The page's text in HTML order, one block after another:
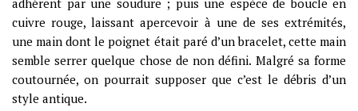
adhérent par une soudure ; puis une espèce de boucle en
cuivre rouge, laissant apercevoir à une de ses extrémités,
une main dont le poignet était paré d’un bracelet, cette main
semble serrer quelque chose de non défini. Malgré sa forme
coutournée, on pourrait supposer que c’est le débris d’un
style antique.